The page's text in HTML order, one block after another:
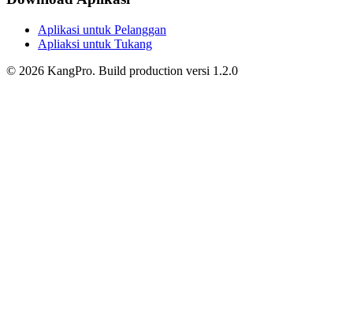
Aplikasi untuk Pelanggan
Apliaksi untuk Tukang
© 2026 KangPro. Build production versi 1.2.0